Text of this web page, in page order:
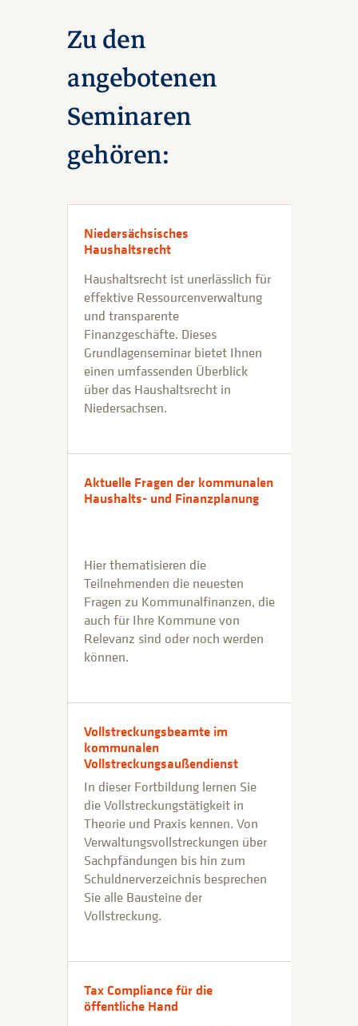
Zu den
angebotenen
Seminaren
gehören:
Niedersächsisches
Haushaltsrecht
Haushaltsrecht ist unerlässlich für
effektive Ressourcenverwaltung
und transparente
Finanzgeschäfte. Dieses
Grundlagenseminar bietet Ihnen
einen umfassenden Überblick
über das Haushaltsrecht in
Niedersachsen.
Aktuelle Fragen der kommunalen
Haushalts- und Finanzplanung
Hier thematisieren die
Teilnehmenden die neuesten
Fragen zu Kommunalfinanzen, die
auch für Ihre Kommune von
Relevanz sind oder noch werden
können.
Vollstreckungsbeamte im
kommunalen
Vollstreckungsaußendienst
In dieser Fortbildung lernen Sie
die Vollstreckungstätigkeit in
Theorie und Praxis kennen. Von
Verwaltungsvollstreckungen über
Sachpfändungen bis hin zum
Schuldnerverzeichnis besprechen
Sie alle Bausteine der
Vollstreckung.
Tax Compliance für die
öffentliche Hand